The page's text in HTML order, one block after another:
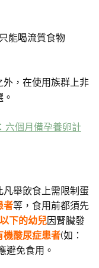
能喝流質食物
，在使用族群上非
六個月備孕養卵計
凡舉飲食上需限制蛋
者等，食用前都須先
下的幼兒因腎臟發
機酸尿症患者(如：
避免食用。